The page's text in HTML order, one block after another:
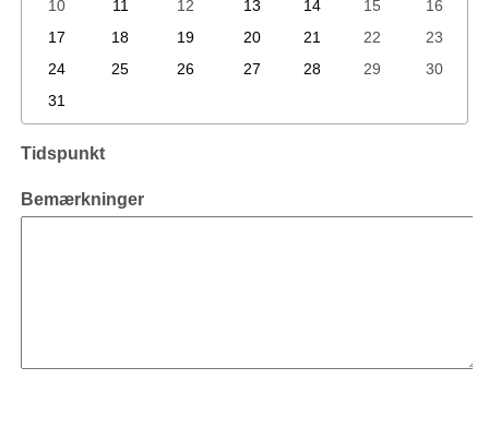
10
11 12 13 14 15
16
17
18 19 20 21 22
23
24
25 26 27 28 29
30
31
Tidspunkt
Bemærkninger